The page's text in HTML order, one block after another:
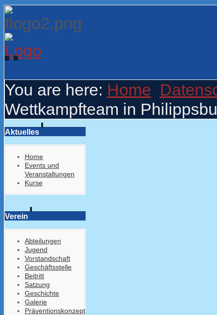
You are here: Home
Wettkampfteam in
Aktuelles
Home
Events und
Veranstaltungen
Kurse
Verein
Abteilungen
Jugend
Vorstandschaft
Geschäftsstelle
Beitritt
Satzung
Geschichte
Galerie
Präventionskonzept